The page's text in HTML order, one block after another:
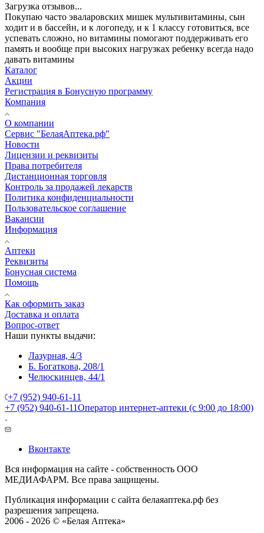
Загрузка отзывов...
Покупаю часто эваларовских мишек мультивитамины, сын
ходит и в бассейн, и к логопеду, и к 1 классу готовиться, все
успевать сложно, но витамины помогают поддерживать его
память и вообще при высоких нагрузках ребенку всегда надо
давать витамины
Каталог
Акции
Регистрация в Бонусную программу
Компания
О компании
Сервис "БелаяАптека.рф"
Новости
Лицензии и реквизиты
Права потребителя
Дистанционная торговля
Контроль за продажей лекарств
Политика конфиденциальности
Пользовательское соглашение
Вакансии
Информация
Аптеки
Реквизиты
Бонусная система
Помощь
Как оформить заказ
Доставка и оплата
Вопрос-ответ
Наши пункты выдачи:
Лазурная, 4/3
Б. Богаткова, 208/1
Челюскинцев, 44/1
+7 (952) 940-61-11
+7 (952) 940-61-11Оператор интернет-аптеки (с 9:00 до 18:00)
Вконтакте
Вся информация на сайте - собственность ООО
МЕДИАФАРМ. Все права защищены.
Публикация информации с сайта белаяаптека.рф без
разрешения запрещена.
2006 - 2026 © «Белая Аптека»